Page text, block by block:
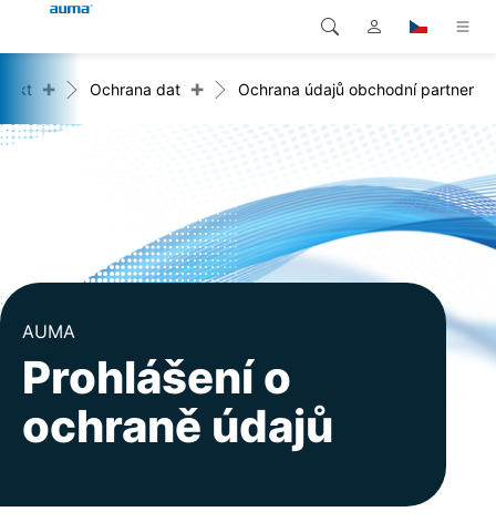
Produkty
Společnost
Kontakt
Global
Asie a Pacifik
Severní Amerika
Vyhledávání
+ Ochrana dat + Ochrana údajů obchodní partner
AUMA
Prohlášení o
ochraně údajů